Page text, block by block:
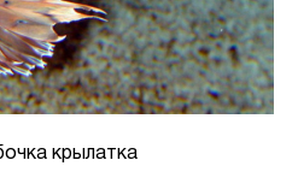
крылатка